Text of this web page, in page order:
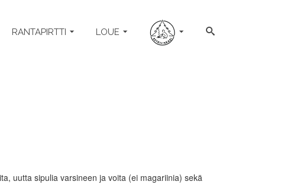
RANTAPIRTTI LOUE
uutta sipulia varsineen ja voita (ei magariinia) sekä